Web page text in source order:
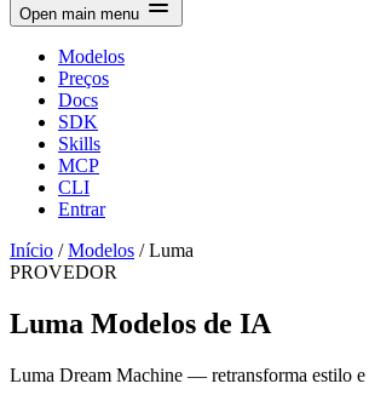
Open main menu
Modelos
Preços
Docs
SDK
Skills
MCP
CLI
Entrar
Início / Modelos / Luma
PROVEDOR
Luma Modelos de IA
Luma Dream Machine — retransforma estilo